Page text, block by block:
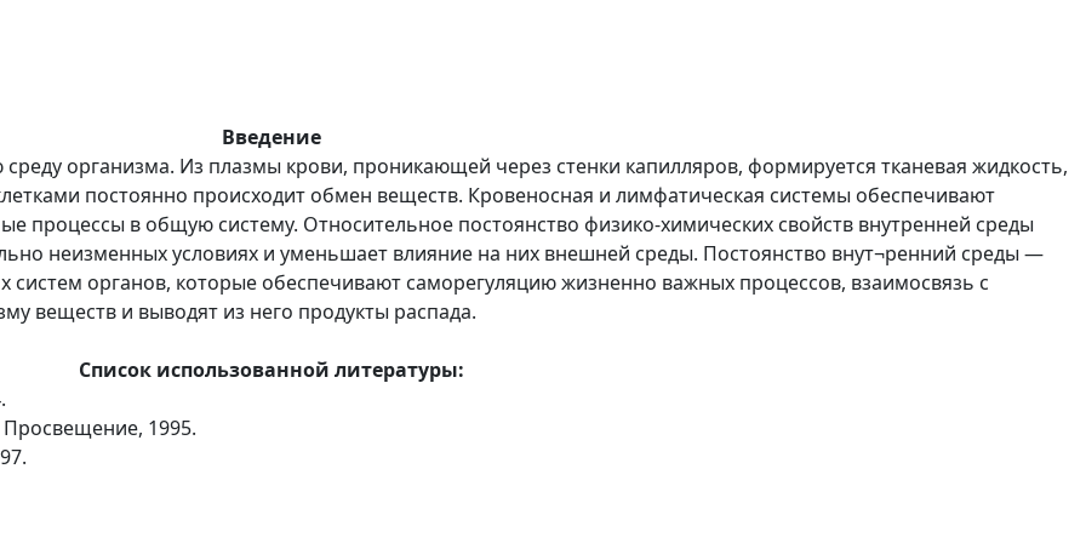
Введение
организма. Из плазмы крови, проникающей через стенки капилляров, формируется тканевая жидкость,
постоянно происходит обмен веществ. Кровеносная и лимфатическая системы обеспечивают
процессы в общую систему. Относительное постоянство физико-химических свойств внутренней среды
неизменных условиях и уменьшает влияние на них внешней среды. Постоянство внут¬ренний среды —
органов, которые обеспечивают саморегуляцию жизненно важных процессов, взаимосвязь с
веществ и выводят из него продукты распада.
Список использованной литературы:
1995.